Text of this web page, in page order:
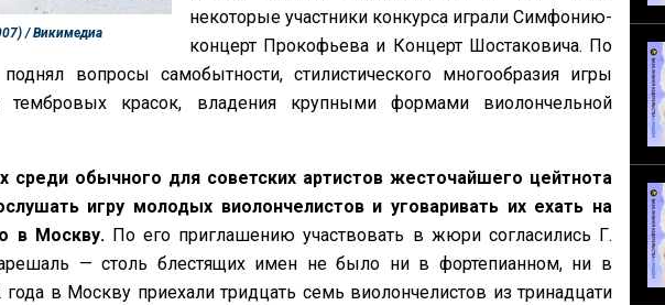
/ Викимедиа
некоторые участники конкурса играли Симфонию-
концерт Прокофьева и Концерт Шостаковича. По
вопросы самобытности, стилистического многообразия игры
тембровых красок, владения крупными формами виолончельной
среди обычного для советских артистов жесточайшего цейтнота
игру молодых виолончелистов и уговаривать их ехать на
в Москву. По его приглашению участвовать в жюри согласились Г.
— столь блестящих имен не было ни в фортепианном, ни в
в Москву приехали тридцать семь виолончелистов из тринадцати